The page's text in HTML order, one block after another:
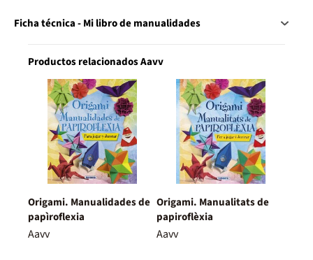
Ficha técnica - Mi libro de manualidades
Productos relacionados Aavv
Origami. Manualidades de
papìroflexia
Aavv
Origami. Manualitats de
papiroflèxia
Aavv